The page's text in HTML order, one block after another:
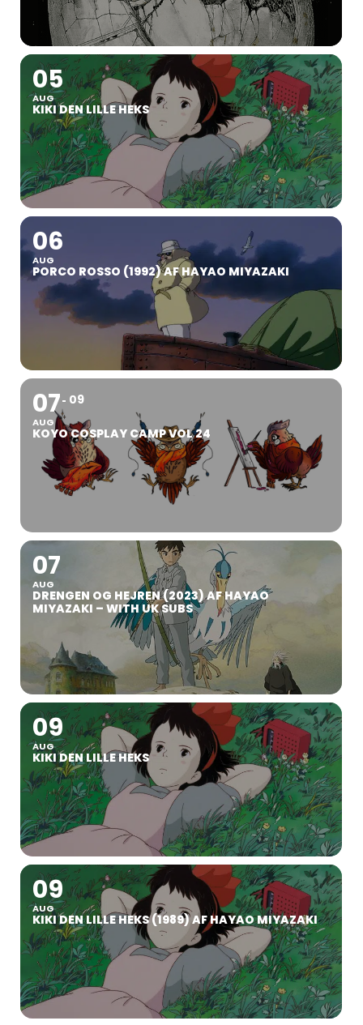
05
AUG
KIKI DEN LILLE HEKS
06
AUG
PORCO ROSSO (1992) AF HAYAO MIYAZAKI
07
AUG
09
KOYO COSPLAY CAMP VOL 24
07
AUG
DRENGEN OG HEJREN (2023) AF HAYAO
MIYAZAKI – WITH UK SUBS
09
AUG
KIKI DEN LILLE HEKS
09
AUG
KIKI DEN LILLE HEKS (1989) AF HAYAO MIYAZAKI